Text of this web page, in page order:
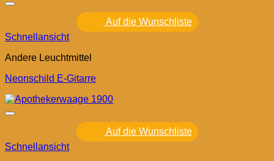
Auf die Wunschliste
Schnellansicht
Andere Leuchtmittel
Neonschild E-Gitarre
Auf die Wunschliste
Schnellansicht